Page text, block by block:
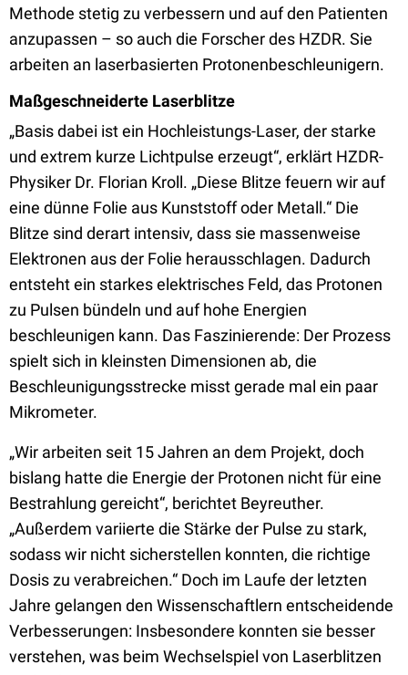
Methode stetig zu verbessern und auf den Patienten
anzupassen – so auch die Forscher des HZDR. Sie
arbeiten an laserbasierten Protonenbeschleunigern.
Maßgeschneiderte Laserblitze
„Basis dabei ist ein Hochleistungs-Laser, der starke
und extrem kurze Lichtpulse erzeugt“, erklärt HZDR-
Physiker Dr. Florian Kroll. „Diese Blitze feuern wir auf
eine dünne Folie aus Kunststoff oder Metall.“ Die
Blitze sind derart intensiv, dass sie massenweise
Elektronen aus der Folie herausschlagen. Dadurch
entsteht ein starkes elektrisches Feld, das Protonen
zu Pulsen bündeln und auf hohe Energien
beschleunigen kann. Das Faszinierende: Der Prozess
spielt sich in kleinsten Dimensionen ab, die
Beschleunigungsstrecke misst gerade mal ein paar
Mikrometer.
„Wir arbeiten seit 15 Jahren an dem Projekt, doch
bislang hatte die Energie der Protonen nicht für eine
Bestrahlung gereicht“, berichtet Beyreuther.
„Außerdem variierte die Stärke der Pulse zu stark,
sodass wir nicht sicherstellen konnten, die richtige
Dosis zu verabreichen.“ Doch im Laufe der letzten
Jahre gelangen den Wissenschaftlern entscheidende
Verbesserungen: Insbesondere konnten sie besser
verstehen, was beim Wechselspiel von Laserblitzen